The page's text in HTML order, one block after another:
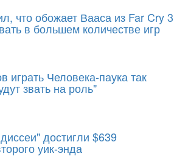
что обожает Вааса из Far Cry 3
в большем количестве игр
играть Человека-паука так
звать на роль"
достигли $639
уик-энда